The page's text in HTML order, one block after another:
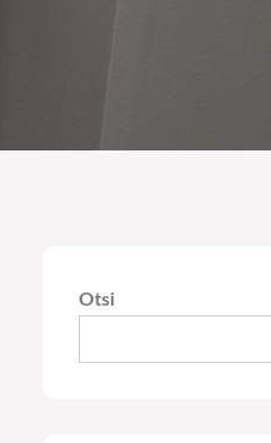
Otsi